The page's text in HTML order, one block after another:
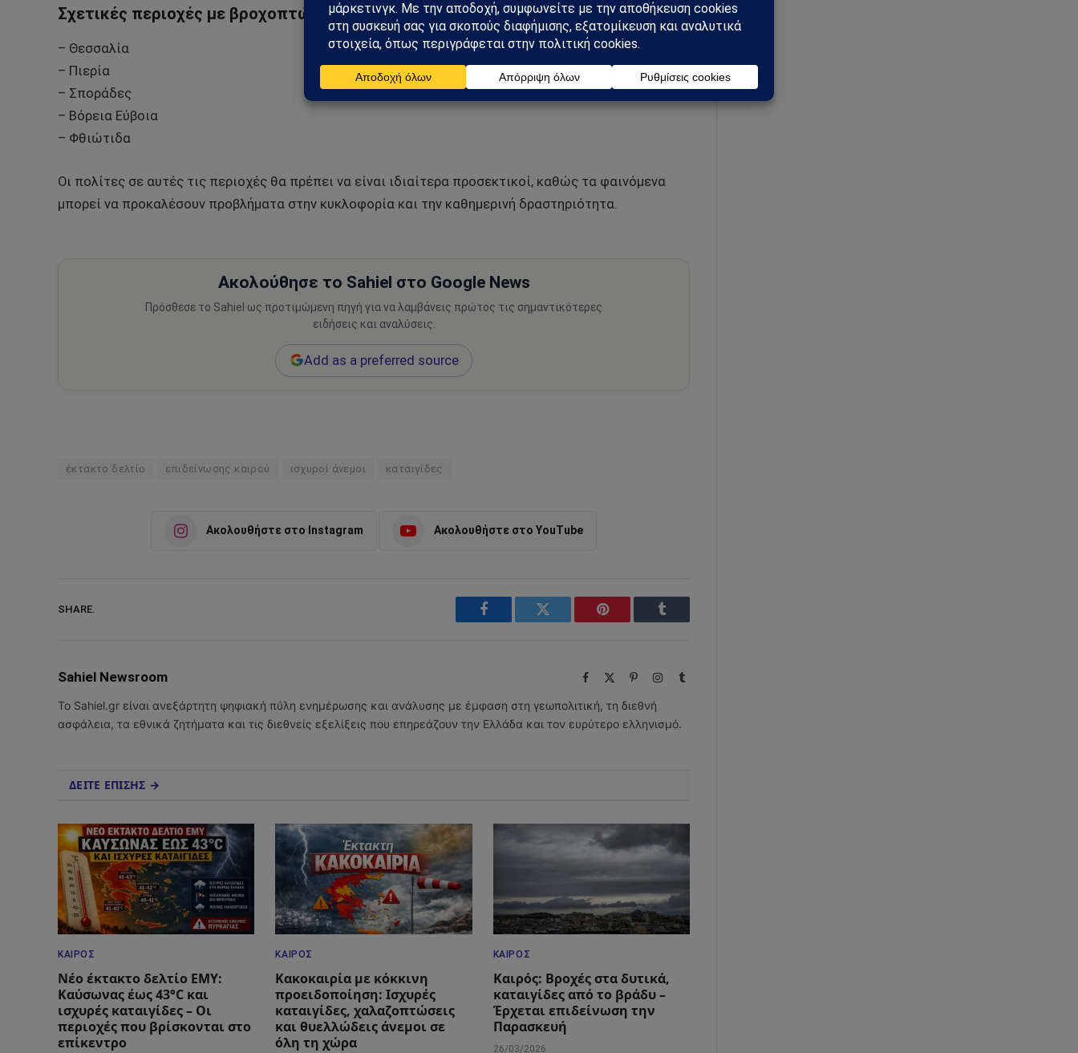
Σχετικές περιοχές με βροχοπτώσεις και καταιγίδες:
– Θεσσαλία
– Πιερία
– Σποράδες
– Βόρεια Εύβοια
– Φθιώτιδα
Οι πολίτες σε αυτές τις περιοχές θα πρέπει να είναι ιδιαίτερα προσεκτικοί, καθώς τα φαινόμενα
μπορεί να προκαλέσουν προβλήματα στην κυκλοφορία και την καθημερινή δραστηριότητα.
Ακολούθησε το Sahiel στο Google News
Πρόσθεσε το Sahiel ως προτιμώμενη πηγή για να λαμβάνεις πρώτος τις σημαντικότερες
ειδήσεις και αναλύσεις.
Add as a preferred source
έκτακτο δελτίο επιδείνωσης καιρού ισχυροί άνεμοι καταιγίδες
Ακολουθήστε στο Instagram Ακολουθήστε στο YouTube
SHARE.
Facebook Twitter Pinterest Tumblr
Sahiel Newsroom Facebook PinterestInstagram
Tumblr
Το Sahiel.gr είναι ανεξάρτητη ψηφιακή πύλη ενημέρωσης και ανάλυσης με έμφαση στη γεωπολιτική, τη διεθνή
ασφάλεια, τα εθνικά ζητήματα και τις διεθνείς εξελίξεις που επηρεάζουν την Ελλάδα και τον ευρύτερο ελληνισμό.
ΔΕΙΤΕ ΕΠΙΣΗΣ →
ΚΑΙΡΌΣ
Νέο έκτακτο δελτίο ΕΜΥ:
Καύσωνας έως 43°C και
ισχυρές καταιγίδες – Οι
περιοχές που βρίσκονται στο
επίκεντρο
ΚΑΙΡΌΣ
Κακοκαιρία με κόκκινη
προειδοποίηση: Ισχυρές
καταιγίδες, χαλαζοπτώσεις
και θυελλώδεις άνεμοι σε
όλη τη χώρα
ΚΑΙΡΌΣ
Καιρός: Βροχές στα δυτικά,
καταιγίδες από το βράδυ –
Έρχεται επιδείνωση την
Παρασκευή
26/03/2026